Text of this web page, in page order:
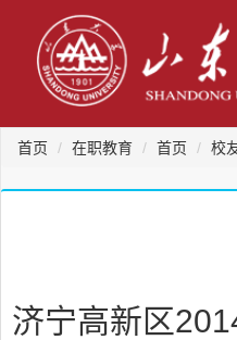
首页 在职教育 首页 校
济宁高新区